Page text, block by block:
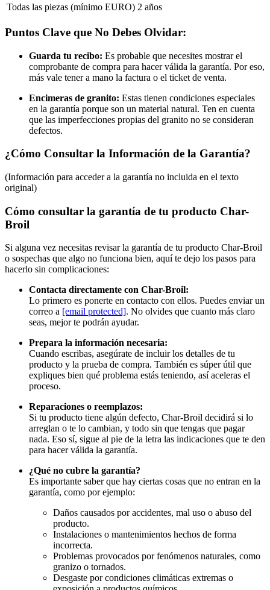
Todas las piezas (mínimo EURO) 2 años
Puntos Clave que No Debes Olvidar:
Guarda tu recibo: Es probable que necesites mostrar el
comprobante de compra para hacer válida la garantía. Por eso,
más vale tener a mano la factura o el ticket de venta.
Encimeras de granito: Estas tienen condiciones especiales
en la garantía porque son un material natural. Ten en cuenta
que las imperfecciones propias del granito no se consideran
defectos.
¿Cómo Consultar la Información de la Garantía?
(Información para acceder a la garantía no incluida en el texto
original)
Cómo consultar la garantía de tu producto Char-
Broil
Si alguna vez necesitas revisar la garantía de tu producto Char-Broil
o sospechas que algo no funciona bien, aquí te dejo los pasos para
hacerlo sin complicaciones:
Contacta directamente con Char-Broil:
Lo primero es ponerte en contacto con ellos. Puedes enviar un
correo a [email protected]. No olvides que cuanto más claro
seas, mejor te podrán ayudar.
Prepara la información necesaria:
Cuando escribas, asegúrate de incluir los detalles de tu
producto y la prueba de compra. También es súper útil que
expliques bien qué problema estás teniendo, así aceleras el
proceso.
Reparaciones o reemplazos:
Si tu producto tiene algún defecto, Char-Broil decidirá si lo
arreglan o te lo cambian, y todo sin que tengas que pagar
nada. Eso sí, sigue al pie de la letra las indicaciones que te den
para hacer válida la garantía.
¿Qué no cubre la garantía?
Es importante saber que hay ciertas cosas que no entran en la
garantía, como por ejemplo:
Daños causados por accidentes, mal uso o abuso del
producto.
Instalaciones o mantenimientos hechos de forma
incorrecta.
Problemas provocados por fenómenos naturales, como
granizo o tornados.
Desgaste por condiciones climáticas extremas o